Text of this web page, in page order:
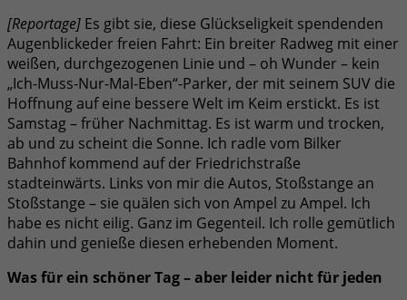
[Reportage] Es gibt sie, diese Glückseligkeit spendenden
Augenblickeder freien Fahrt: Ein breiter Radweg mit einer
weißen, durchgezogenen Linie und – oh Wunder – kein
„Ich-Muss-Nur-Mal-Eben“-Parker, der mit seinem SUV die
Hoffnung auf eine bessere Welt im Keim erstickt. Es ist
Samstag – früher Nachmittag. Es ist warm und trocken,
ab und zu scheint die Sonne. Ich radle vom Bilker
Bahnhof kommend auf der Friedrichstraße
stadteinwärts. Links von mir die Autos, Stoßstange an
Stoßstange – sie quälen sich von Ampel zu Ampel. Ich
habe es nicht eilig. Ganz im Gegenteil. Ich rolle gemütlich
dahin und genieße diesen erhebenden Moment.
Was für ein schöner Tag – aber leider nicht für jeden